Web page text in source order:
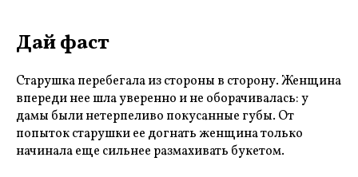
Дай фаст
Старушка перебегала из стороны в сторону. Женщина
впереди нее шла уверенно и не оборачивалась: у
дамы были нетерпеливо покусанные губы. От
попыток старушки ее догнать женщина только
начинала еще сильнее размахивать букетом.